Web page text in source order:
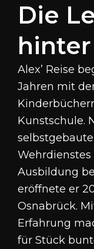
Die
Alex’ Reise
Jahren mit
Kunstschule.
Ausbildung
eröffnete er
Osnabrück.
Erfahrung
für Stück